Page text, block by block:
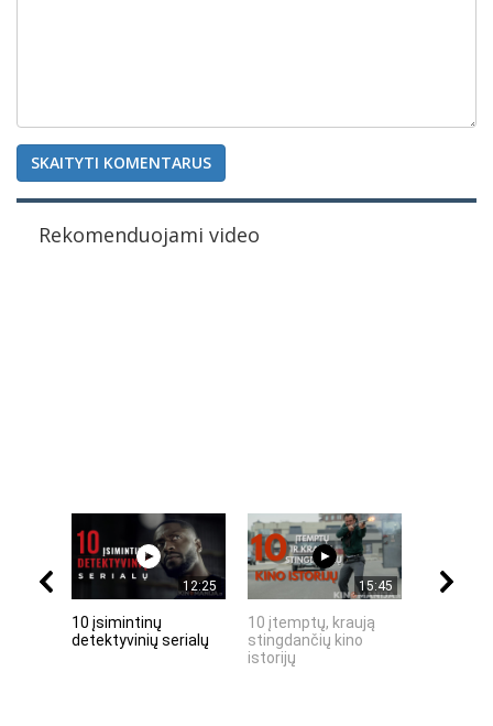
SKAITYTI KOMENTARUS
Rekomenduojami video
12:25
10 įsimintinų
detektyvinių serialų
15:45
10 įtemptų, kraują
stingdančių kino
istorijų